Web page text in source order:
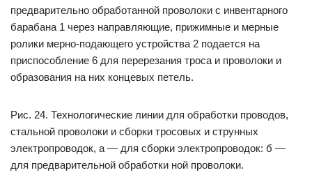
предварительно обработанной проволоки с инвентарного
барабана 1 через направляющие, прижимные и мерные
ролики мерно-подающего устройства 2 подается на
приспособление 6 для перерезания троса и проволоки и
образования на них концевых петель.
Рис. 24. Технологические линии для обработки проводов,
стальной проволоки и сборки тросовых и струнных
электропроводок, а — для сборки электропроводок: б —
для предварительной обработки ной проволоки.